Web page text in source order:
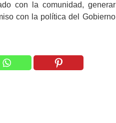
con la comunidad, generar
con la política del Gobierno